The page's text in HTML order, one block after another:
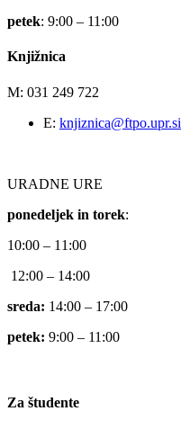
petek: 9:00 – 11:00
Knjižnica
M: 031 249 722
E: knjiznica@ftpo.upr.si
URADNE URE
ponedeljek in torek:
10:00 – 11:00
12:00 – 14:00
sreda: 14:00 – 17:00
petek: 9:00 – 11:00
Za študente